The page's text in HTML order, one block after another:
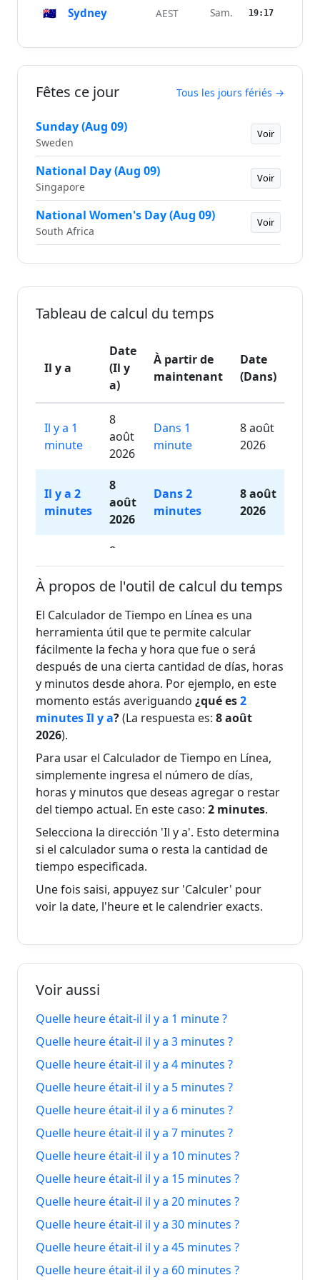
🇦🇺 Sydney AEST Sam. 19:17
Fêtes ce jour Tous les jours fériés →
Sunday (Aug 09)
Sweden
Voir
National Day (Aug 09)
Singapore
Voir
National Women's Day (Aug 09)
South Africa
Voir
Tableau de calcul du temps
Il y a
Date
(Il y
a)
À partir de
maintenant
Date
(Dans)
Il y a 1
minute
8
août
2026
Dans 1
minute
8 août
2026
Il y a 2
minutes
8
août
2026
Dans 2
minutes
8 août
2026
8
août
2026
Il y a 4
minutes
8
août
2026
minutes
2026
Il y a 5
minutes
8
août
2026
Dans 5
minutes
8 août
2026
Il y a 6
minutes
août
2026
Dans 6
minutes
8 août
2026
minutes
8
août
2026
minutes
2026
Il y a 8
minutes
août
2026
Dans 8
minutes
8 août
2026
8
août
Il y a 10
minutes
8
août
2026
Dans 10
minutes
Il y a 11
minutes
août
2026
Dans 11
minutes
Il y a 12
8
août
2026
Dans 12
minutes
Il y a 13
minutes
8
août
2026
Dans 13
minutes
8
À propos de l'outil de calcul du temps
El Calculador de Tiempo en Línea es una
herramienta útil que te permite calcular
fácilmente la fecha y hora que fue o será
después de una cierta cantidad de días, horas
y minutos desde ahora. Por ejemplo, en este
momento estás averiguando ¿qué es2
minutes Il y a?(La respuesta es: 8 août
2026).
Para usar el Calculador de Tiempo en Línea,
simplemente ingresa el número de días,
horas y minutos que deseas agregar o restar
del tiempo actual. En este caso: 2 minutes.
Selecciona la dirección 'Il y a'. Esto determina
si el calculador suma o resta la cantidad de
tiempo especificada.
Une fois saisi, appuyez sur 'Calculer' pour
voir la date, l'heure et le calendrier exacts.
Voir aussi
Quelle heure était-il il y a 1 minute ?
Quelle heure était-il il y a 3 minutes ?
Quelle heure était-il il y a 4 minutes ?
Quelle heure était-il il y a 5 minutes ?
Quelle heure était-il il y a 6 minutes ?
Quelle heure était-il il y a 7 minutes ?
Quelle heure était-il il y a 10 minutes ?
Quelle heure était-il il y a 15 minutes ?
Quelle heure était-il il y a 20 minutes ?
Quelle heure était-il il y a 30 minutes ?
Quelle heure était-il il y a 45 minutes ?
Quelle heure était-il il y a 60 minutes ?